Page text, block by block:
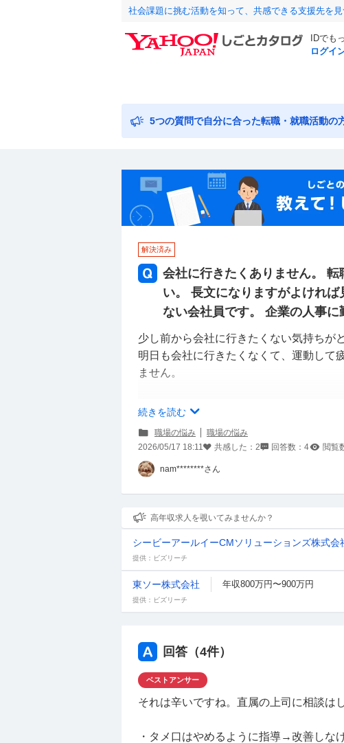
社会課題に挑む活動を知って、共感できる支援先を見
IDでも
ログイ
5つの質問で自分に合った転職・就職活動の
解決済み
会社に行きたくありません。
い。 長文になりますがよけれ
ない会社員です。 企業の人事に
少し前から会社に行きたくない気持ちが
明日も会社に行きたくなくて、運動して
ません。
会社に行きたくない理由を考えてみました
①後輩が嫌いすぎる
②業務量がおおすぎる
①で嫌な部分は、仕事面、人間性、その
仕事面:後輩はが配属されてからの最初の
ての考え方を教えていました。しかし、
がザラにありました。一度一緒にこなし
期限である金曜日夕方にお酒を飲んで仕
外にも、私が教えたことに対して「メモ
せん」などと言われ、私の担当の仕事で
属されて半年移乗経過したあたりから仕
かも隣で携帯をいじったり、寝たり、私
人間性:タメ口使われます。自分はコミュ
な距離の詰め方をしてきます。私は友達
ですが馴れ馴れしく接してくるのにイラ
たり、後輩が近くを通るたびに香ります
続きを読む
職場の悩み
職場の悩み
2026/05/17 18:11
共感した： 2 回答数： 4 閲覧
nam********さん
高年収求人を覗いてみませんか？
シービーアールイーCMソリューションズ株式会
提供：ビズリーチ
東ソー株式会社 年収800万円〜900万円
提供：ビズリーチ
回答（4件）
ベストアンサー
それは辛いですね。直属の上司に相談は
・タメ口はやめるように指導→改善しな